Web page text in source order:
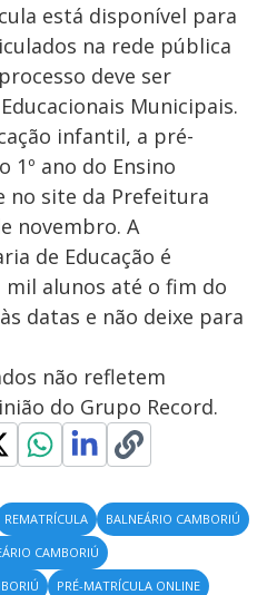
está disponível para
na rede pública
deve ser
Municipais.
infantil, a pré-
1º ano do Ensino
no site da Prefeitura
novembro. A
de Educação é
alunos até o fim do
datas e não deixe para
não refletem
do Grupo Record.
REMATRÍCULA
BALNEÁRIO CAMBORIÚ
CAMBORIÚ
PRÉ-MATRÍCULA ONLINE